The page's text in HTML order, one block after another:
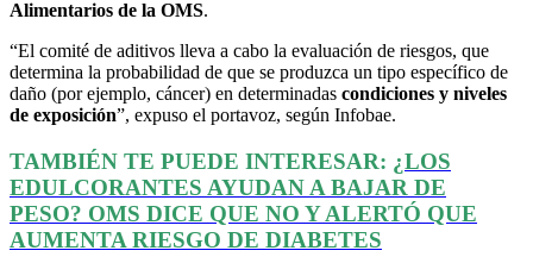
Alimentarios de la OMS.
“El comité de aditivos lleva a cabo la evaluación de riesgos, que
determina la probabilidad de que se produzca un tipo específico de
daño (por ejemplo, cáncer) en determinadas condiciones y niveles
de exposición”, expuso el portavoz, según Infobae.
TAMBIÉN TE PUEDE INTERESAR: ¿LOS
EDULCORANTES AYUDAN A BAJAR DE
PESO? OMS DICE QUE NO Y ALERTÓ QUE
AUMENTA RIESGO DE DIABETES